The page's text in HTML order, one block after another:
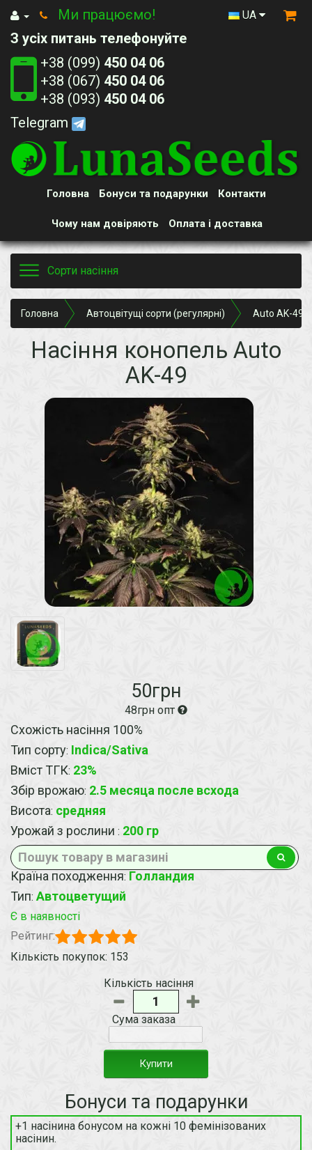
UA
Ми працюємо!
З усіх питань телефонуйте
+38 (099) 450 04 06
+38 (067) 450 04 06
+38 (093) 450 04 06
Telegram
Головна
Чому нам довіряють
Контакти
Бонуси та подарунки
Оплата і доставка
Toggle
navigation
Сорти насіння
Головна Автоцвітущі сорти (регулярні) Auto AK-49
Насіння конопель Auto
AK-49
50грн
48грн опт
Схожість насіння 100%
Тип сорту: Indica/Sativa
Вміст ТГК: 23%
Збір врожаю: 2.5 месяца после всхода
Висота: средняя
Урожай з рослини : 200 гр
Країна походження: Голландия
Тип: Автоцветущий
Є в наявності
Рейтинг:
Кількість покупок: 153
Кількість насіння
Сума заказа
Купити
Бонуси та подарунки
+1 насінина бонусом на кожні 10 фемінізованих
насінин.